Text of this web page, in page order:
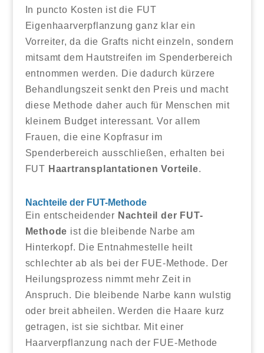
In puncto Kosten ist die FUT
Eigenhaarverpflanzung ganz klar ein
Vorreiter, da die Grafts nicht einzeln, sondern
mitsamt dem Hautstreifen im Spenderbereich
entnommen werden. Die dadurch kürzere
Behandlungszeit senkt den Preis und macht
diese Methode daher auch für Menschen mit
kleinem Budget interessant. Vor allem
Frauen, die eine Kopfrasur im
Spenderbereich ausschließen, erhalten bei
FUT Haartransplantationen Vorteile.
Nachteile der FUT-Methode
Ein entscheidender Nachteil der FUT-
Methode ist die bleibende Narbe am
Hinterkopf. Die Entnahmestelle heilt
schlechter ab als bei der FUE-Methode. Der
Heilungsprozess nimmt mehr Zeit in
Anspruch. Die bleibende Narbe kann wulstig
oder breit abheilen. Werden die Haare kurz
getragen, ist sie sichtbar. Mit einer
Haarverpflanzung nach der FUE-Methode